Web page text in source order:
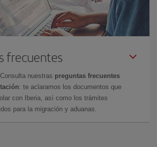
frecuentes
nuestras preguntas frecuentes
: te aclaramos los documentos que
con Iberia, así como los trámites
para la migración y aduanas.